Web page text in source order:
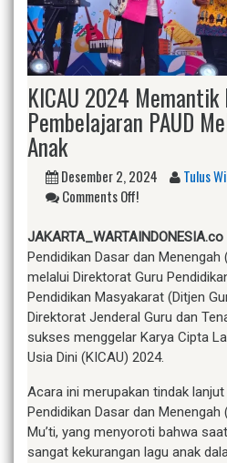
KICAU 2024 Memantik
Pembelajaran PAUD
Anak
Desember 2, 2024 Tulus
Comments Off!
JAKARTA_WARTAINDONESIA.co
Pendidikan Dasar dan Menengah
melalui Direktorat Guru
Pendidikan Masyakarat (Ditjen
Direktorat Jenderal Guru dan
sukses menggelar Karya Cipta
Usia Dini (KICAU) 2024.
Acara ini merupakan tindak
Pendidikan Dasar dan
Mu’ti, yang menyoroti bahwa
sangat kekurangan lagu anak